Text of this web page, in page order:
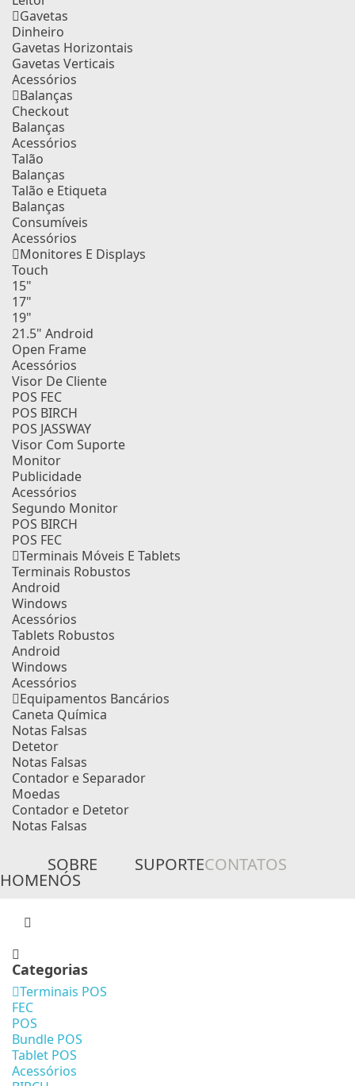
Gavetas
Dinheiro
Gavetas Horizontais
Gavetas Verticais
Acessórios
Balanças
Checkout
Balanças
Acessórios
Talão
Balanças
Talão e Etiqueta
Balanças
Consumíveis
Acessórios
Monitores E Displays
Touch
15"
17"
19"
21.5" Android
Open Frame
Acessórios
Visor De Cliente
POS FEC
POS BIRCH
POS JASSWAY
Visor Com Suporte
Monitor
Publicidade
Acessórios
Segundo Monitor
POS BIRCH
POS FEC
Terminais Móveis E Tablets
Terminais Robustos
Android
Windows
Acessórios
Tablets Robustos
Android
Windows
Acessórios
Equipamentos Bancários
Caneta Química
Notas Falsas
Detetor
Notas Falsas
Contador e Separador
Moedas
Contador e Detetor
Notas Falsas
HOME
SOBRE
NÓS
SUPORTECONTATOS
Categorias
Terminais POS
FEC
POS
Bundle POS
Tablet POS
Acessórios